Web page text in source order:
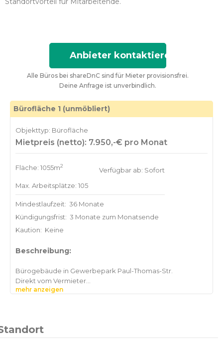
Anbieter kontaktieren
Alle Büros bei shareDnC sind für Mieter provisionsfrei.
Deine Anfrage ist unverbindlich.
Bürofläche 1 (unmöbliert)
Objekttyp: Bürofläche
Mietpreis (netto): 7.950,-€ pro Monat
Fläche: 1055m2
Max. Arbeitsplätze: 105
Verfügbar ab: Sofort
Mindestlaufzeit: 36 Monate
Kündigungsfrist: 3 Monate zum Monatsende
Kaution: Keine
Beschreibung:
Bürogebäude in Gewerbepark Paul-Thomas-Str.
Direkt vom Vermieter
Kellergeschoss: 332 m²
Viele Parkplätze verfügbar
mehr anzeigen